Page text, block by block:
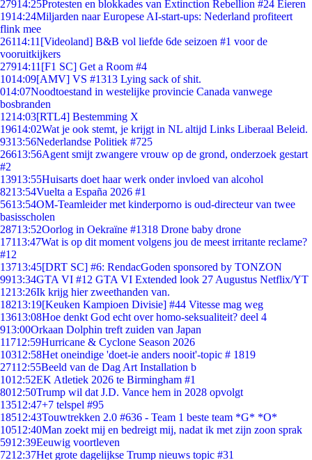
27914:25Protesten en blokkades van Extinction Rebellion #24 Eieren
1914:24Miljarden naar Europese AI-start-ups: Nederland profiteert
flink mee
26114:11 [Videoland] B&B vol liefde 6de seizoen #1 voor de
vooruitkijkers
27914:11 [F1 SC] Get a Room #4
1014:09[AMV] VS #1313 Lying sack of shit.
014:07Noodtoestand in westelijke provincie Canada vanwege
bosbranden
1214:03[RTL4] Bestemming X
19614:02Wat je ook stemt, je krijgt in NL altijd Links Liberaal Beleid.
9313:56Nederlandse Politiek #725
26613:56Agent smijt zwangere vrouw op de grond, onderzoek gestart
#2
13913:55Huisarts doet haar werk onder invloed van alcohol
8213:54Vuelta a España 2026 #1
5613:54OM-Teamleider met kinderporno is oud-directeur van twee
basisscholen
28713:52Oorlog in Oekraïne #1318 Drone baby drone
17113:47Wat is op dit moment volgens jou de meest irritante reclame?
#12
13713:45[DRT SC] #6: RendacGoden sponsored by TONZON
9913:34GTA VI #12 GTA VI Extended look 27 Augustus Netflix/YT
1213:26Ik krijg hier zweethanden van.
18213:19[Keuken Kampioen Divisie] #44 Vitesse mag weg
13613:08Hoe denkt God echt over homo-seksualiteit? deel 4
913:00Orkaan Dolphin treft zuiden van Japan
11712:59Hurricane & Cyclone Season 2026
10312:58Het oneindige 'doet-ie anders nooit'-topic # 1819
27112:55Beeld van de Dag Art Installation b
1012:52EK Atletiek 2026 te Birmingham #1
8012:50Trump wil dat J.D. Vance hem in 2028 opvolgt
13512:47+7 telspel #95
18512:43Touwtrekken 2.0 #636 - Team 1 beste team *G* *O*
10512:40Man zoekt mij en bedreigt mij, nadat ik met zijn zoon sprak
5912:39Eeuwig voortleven
7212:37Het grote dagelijkse Trump nieuws topic #31